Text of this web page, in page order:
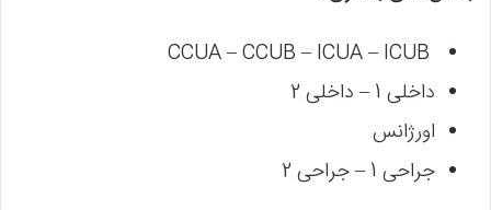
داخلی 1 – داخلی 2
اورژانس
جراحی 1 – جراحی 2